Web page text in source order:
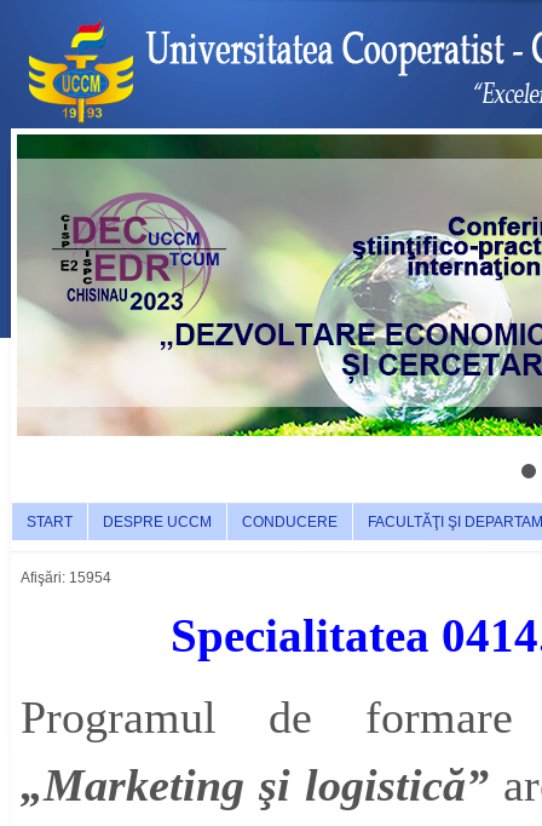
START DESPRE UCCM CONDUCERE FACULTĂŢI ŞI
Afişări: 15954
Specialitatea
Programul de formare
„Marketing şi logistică”